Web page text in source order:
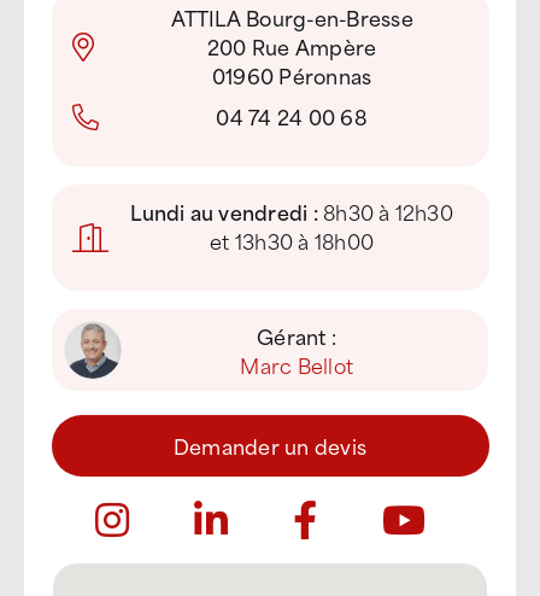
ATTILA Bourg-en-Bresse
200 Rue Ampère
01960 Péronnas
04 74 24 00 68
Lundi au vendredi :8h30 à 12h30
et 13h30 à 18h00
Gérant :
Marc Bellot
Demander un devis